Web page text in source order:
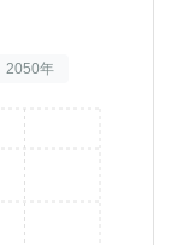
2050年